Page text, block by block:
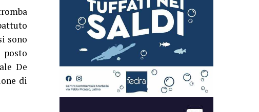
sono
De
di